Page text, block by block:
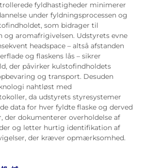
fyldhastigheder minimerer
under fyldningsprocessen og
som bidrager til
og aromafrigivelsen. Udstyrets evne
headspace – altså afstanden
og flaskens lås – sikrer
der påvirker kulstofindholdets
og transport. Desuden
nahtløst med
da udstyrets styresystemer
data for hver fyldte flaske og derved
der dokumenterer overholdelse af
og letter hurtig identifikation af
der kræver opmærksomhed.